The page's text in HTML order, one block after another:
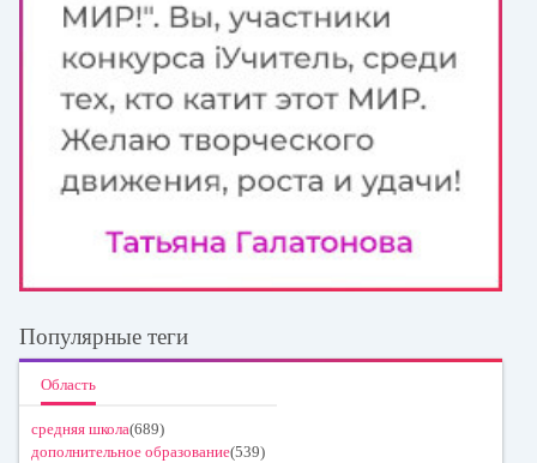
Популярные теги
Область
средняя школа(689)
дополнительное образование(539)